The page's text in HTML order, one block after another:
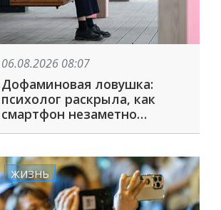
06.08.2026 08:07
Дофаминовая ловушка:
психолог раскрыла, как
смартфон незаметно
укорачивает жизнь
ЖИЗНЬ